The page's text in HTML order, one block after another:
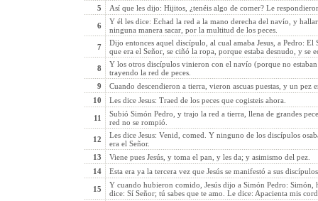
5
Así que les dijo: Hijitos, ¿tenéis algo de comer? Le
6
Y él les dice: Echad la red a la mano derecha del navío, y
ninguna manera sacar, por la multitud de los peces.
7
Dijo entonces aquel discípulo, al cual amaba Jesus, a Pedro:
que era el Señor, se ciñó la ropa, porque estaba desnudo, y se
8
Y los otros discípulos vinieron con el navío (porque no
trayendo la red de peces.
9
Cuando descendieron a tierra, vieron ascuas puestas, y un pez
10
Les dice Jesus: Traed de los peces que cogisteis ahora.
11
Subió Simón Pedro, y trajo la red a tierra, llena de grandes
red no se rompió.
12
Les dice Jesus: Venid, comed. Y ninguno de los discípulos
era el Señor.
13
Viene pues Jesús, y toma el pan, y les da; y asimismo del pez.
14
Esta era ya la tercera vez que Jesús se manifestó a sus
15
Y cuando hubieron comido, Jesús dijo a Simón Pedro: Simón,
dice: Sí Señor; tú sabes que te amo. Le dice: Apacienta mis